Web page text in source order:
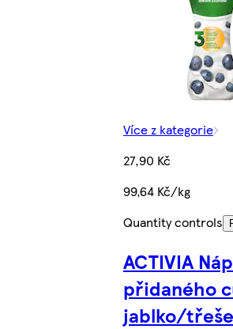
Více z kategorie
27,90 Kč
99,64 Kč/kg
Quantity controls
ACTIVIA
přidaného
jablko/